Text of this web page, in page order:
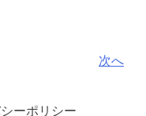
次へ
ーポリシー